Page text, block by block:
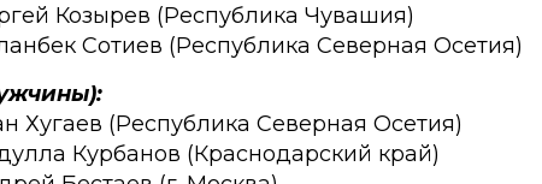
Козырев (Республика Чувашия)
Сотиев (Республика Северная Осетия)
Хугаев (Республика Северная Осетия)
Курбанов (Краснодарский край)